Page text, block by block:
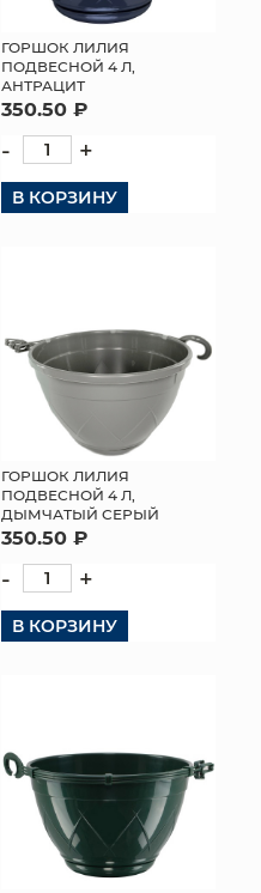
ГОРШОК ЛИЛИЯ
ПОДВЕСНОЙ 4 Л,
АНТРАЦИТ
350.50 ₽
- +
В КОРЗИНУ
ГОРШОК ЛИЛИЯ
ПОДВЕСНОЙ 4 Л,
ДЫМЧАТЫЙ СЕРЫЙ
350.50 ₽
- +
В КОРЗИНУ